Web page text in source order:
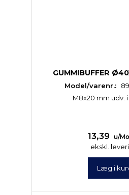
GUMMIBUFFER
Model/varenr.:
M8x20 mm udv. i
13,39 u/
ekskl.
Læg i